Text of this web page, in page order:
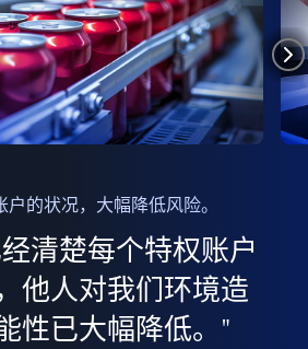
的状况，大幅降低风险。
清楚每个特权账户
他人对我们环境造
性已大幅降低。"